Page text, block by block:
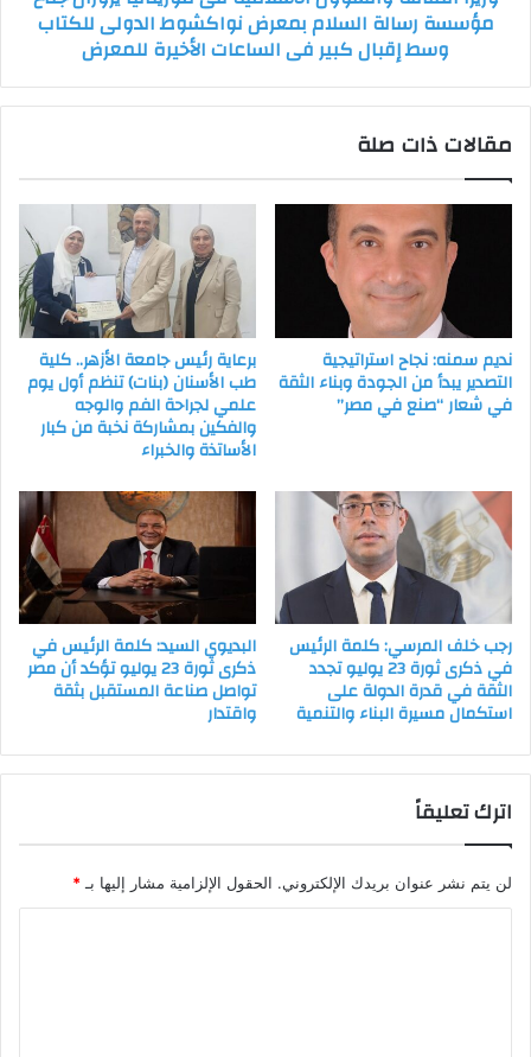
السلام
الدولى
وسط
الساعات
مؤسسة رسالة السلام بمعرض نواكشوط الدولى للكتاب
وسط إقبال كبير فى الساعات الأخيرة للمعرض
مقالات ذات صلة
نديم سمنه: نجاح استراتيجية
التصدير يبدأ من الجودة وبناء الثقة
في شعار “صنع في مصر”
برعاية رئيس جامعة الأزهر.. كلية
طب الأسنان (بنات) تنظم أول يوم
علمي لجراحة الفم والوجه
والفكين بمشاركة نخبة من كبار
الأساتذة والخبراء
رجب خلف المرسي: كلمة الرئيس
في ذكرى ثورة 23 يوليو تجدد
الثقة في قدرة الدولة على
استكمال مسيرة البناء والتنمية
البديوي السيد: كلمة الرئيس في
ذكرى ثورة 23 يوليو تؤكد أن مصر
تواصل صناعة المستقبل بثقة
واقتدار
اترك تعليقاً
لن يتم نشر عنوان بريدك الإلكتروني. الحقول الإلزامية مشار إليها بـ*